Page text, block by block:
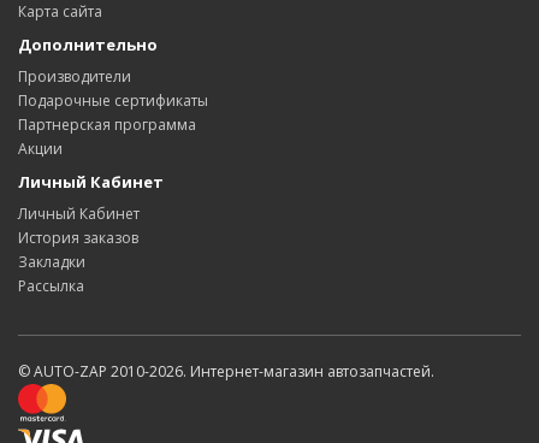
Карта сайта
Дополнительно
Производители
Подарочные сертификаты
Партнерская программа
Акции
Личный Кабинет
Личный Кабинет
История заказов
Закладки
Рассылка
© AUTO-ZAP 2010-2026. Интернет-магазин автозапчастей.